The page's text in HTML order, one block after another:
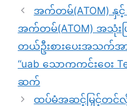
အက်တမ်(ATOM) နှင့်
အက်တမ်(ATOM) အသုံး
တယ်ဦးစားပေးအသက်အ
“uab သောကကင်းဝေး
ဆက်
ထပ်မံအဆင့်မြှင့်တင်လို